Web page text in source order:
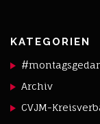
KATEGORIEN
Archiv
CVJM-